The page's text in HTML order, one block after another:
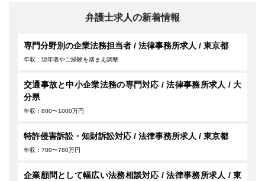
弁護士求人の新着情報
専門分野別の企業法務担当者 / 法律事務所求人 / 東京都
年収：現年収やご経験を踏まえ調整
交通事故と中小企業法務の専門対応 / 法律事務所求人 / 大
分県
年収：800〜1000万円
特許侵害訴訟・知財訴訟対応 / 法律事務所求人 / 東京都
年収：700〜780万円
企業顧問として幅広い法務相談対応 / 法律事務所求人 / 東